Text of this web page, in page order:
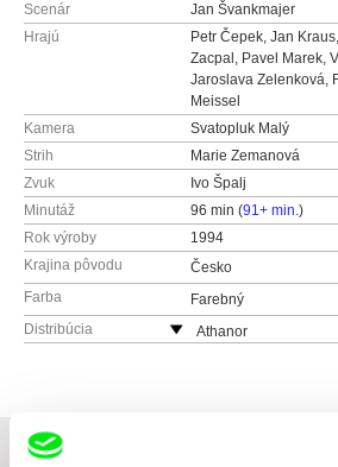
Scenár
Jan Švankmajer
Hrajú
Petr Čepek, Jan
Zacpal, Pavel Marek,
Jaroslava Zelenková,
Meissel
Kamera
Svatopluk Malý
Strih
Marie Zemanová
Zvuk
Ivo Špalj
Minutáž
96 min (91+ min.)
Rok výroby
1994
Krajina pôvodu
Česko
Farba
Farebný
Distribúcia
Athanor